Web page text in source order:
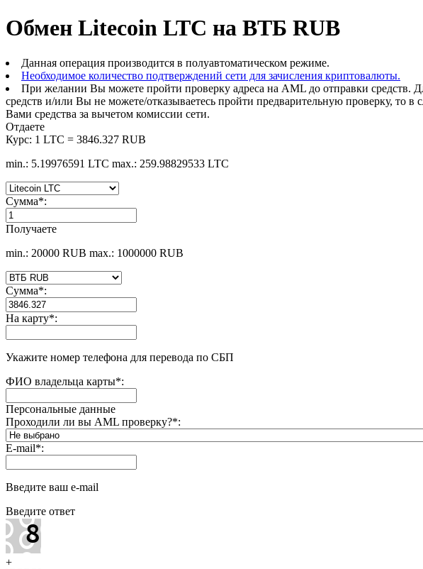
Обмен Litecoin LTC на ВТБ RUB
Данная операция производится в полуавтоматическом режиме.
Необходимое количество подтверждений сети для зачисления криптовалюты.
При желании Вы можете пройти проверку адреса на AML до отправки средств.
средств и/или Вы не можете/отказываетесь пройти предварительную проверку, то
Вами средства за вычетом комиссии сети.
Отдаете
Курс: 1 LTC = 3846.327 RUB
min.: 5.19976591 LTC max.: 259.98829533 LTC
Сумма*:
Получаете
min.: 20000 RUB max.: 1000000 RUB
Сумма*:
На карту*:
Укажите номер телефона для перевода по СБП
ФИО владельца карты*:
Персональные данные
Проходили ли вы AML проверку?*:
E-mail*:
Введите ваш e-mail
Введите ответ
+